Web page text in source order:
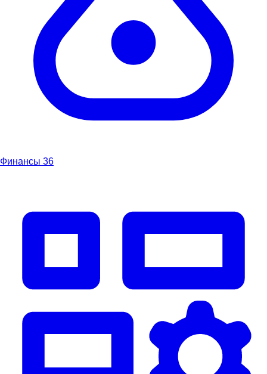
Финансы 36